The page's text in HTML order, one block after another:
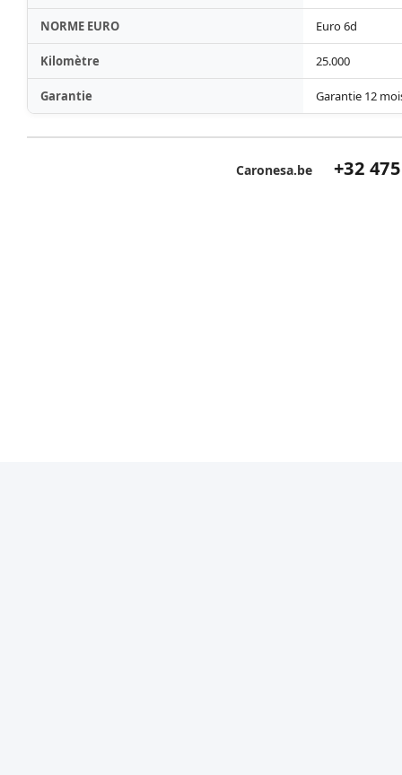
NORME EURO Euro 6d
Kilomètre 25.000
Garantie Garantie 12
Caronesa.be +32